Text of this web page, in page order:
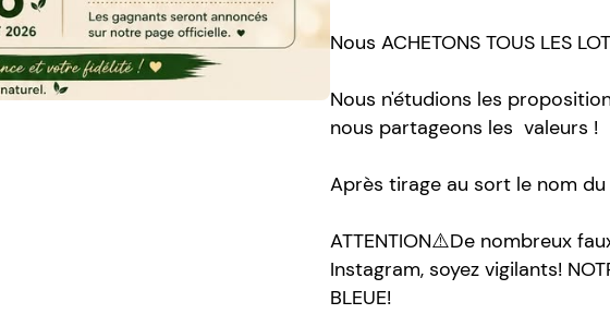
Nous ACHETONS TOUS LES
Nous n'étudions les
nous partageons les valeurs !
Après tirage au sort le nom
ATTENTION⚠️De nombreux
Instagram, soyez vigilants!
BLEUE!